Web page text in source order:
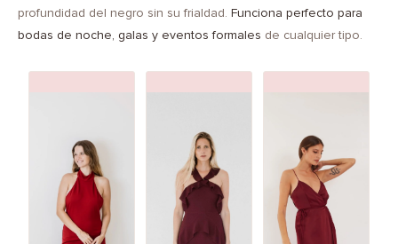
profundidad del negro sin su frialdad. Funciona perfecto para
bodas de noche, galas y eventos formales de cualquier tipo.